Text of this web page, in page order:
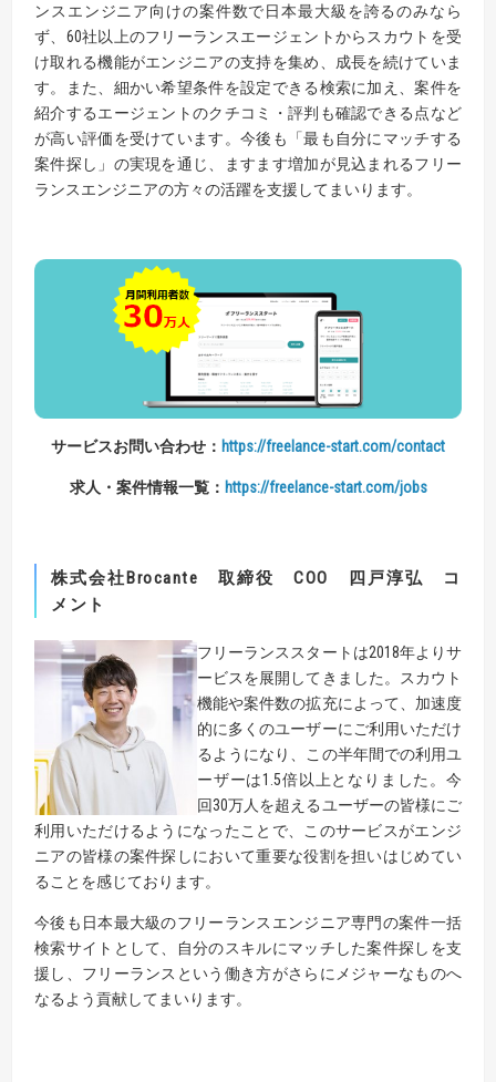
ンスエンジニア向けの案件数で日本最大級を誇るのみなら
ず、60社以上のフリーランスエージェントからスカウトを受
け取れる機能がエンジニアの支持を集め、成長を続けていま
す。また、細かい希望条件を設定できる検索に加え、案件を
紹介するエージェントのクチコミ・評判も確認できる点など
が高い評価を受けています。今後も「最も自分にマッチする
案件探し」の実現を通じ、ますます増加が見込まれるフリー
ランスエンジニアの方々の活躍を支援してまいります。
サービスお問い合わせ： https://freelance-start.com/contact
求人・案件情報一覧： https://freelance-start.com/jobs
株式会社Brocante 取締役COO
四戸淳弘 コ
メント
フリーランススタートは2018年よりサ
ービスを展開してきました。スカウト
機能や案件数の拡充によって、加速度
的に多くのユーザーにご利用いただけ
るようになり、この半年間での利用ユ
ーザーは1.5倍以上となりました。今
回30万人を超えるユーザーの皆様にご
利用いただけるようになったことで、このサービスがエンジ
ニアの皆様の案件探しにおいて重要な役割を担いはじめてい
ることを感じております。
今後も日本最大級のフリーランスエンジニア専門の案件一括
検索サイトとして、自分のスキルにマッチした案件探しを支
援し、フリーランスという働き方がさらにメジャーなものへ
なるよう貢献してまいります。